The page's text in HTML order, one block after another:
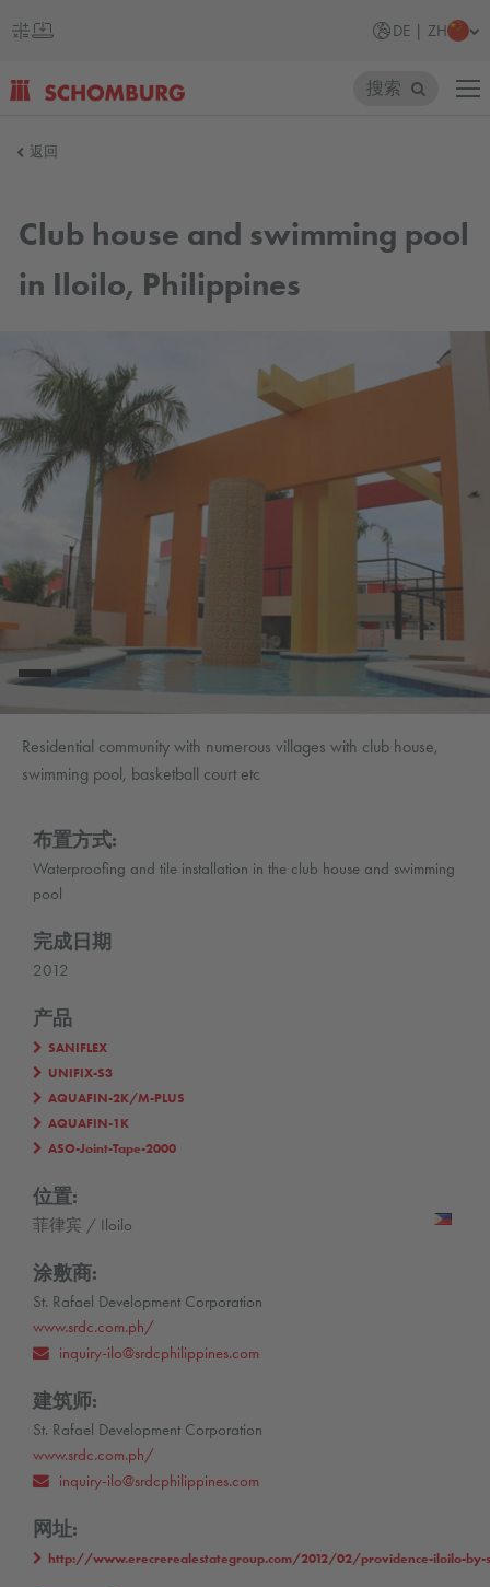
DE | ZH
国
搜索
返回
Club house and swimming pool
in Iloilo, Philippines
Residential community with numerous villages with club house,
swimming pool, basketball court etc
布置方式:
Waterproofing and tile installation in the club house and swimming
pool
完成日期
2012
产品
SANIFLEX
UNIFIX-S3
AQUAFIN-2K/M-PLUS
AQUAFIN-1K
ASO-Joint-Tape-2000
位置:
菲律宾 / Iloilo
涂敷商:
St. Rafael Development Corporation
www.srdc.com.ph/
inquiry-ilo@srdcphilippines.com
建筑师:
St. Rafael Development Corporation
www.srdc.com.ph/
inquiry-ilo@srdcphilippines.com
网址:
http://www.erecrerealestategroup.com/2012/02/providence-iloilo-by-